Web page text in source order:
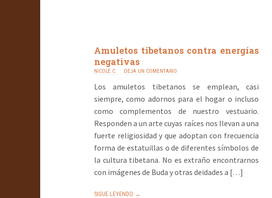
Amuletos tibetanos contra energías
negativas
NICOLE C. DEJA UN COMENTARIO
Los amuletos tibetanos se emplean, casi
siempre, como adornos para el hogar o incluso
como complementos de nuestro vestuario.
Responden a un arte cuyas raíces nos llevan a una
fuerte religiosidad y que adoptan con frecuencia
forma de estatuillas o de diferentes símbolos de
la cultura tibetana. No es extraño encontrarnos
con imágenes de Buda y otras deidades a […]
SIGUE LEYENDO →